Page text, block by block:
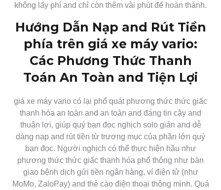
không lấy phí and chỉ còn thêm vài phút để hoàn thành.
Hướng Dẫn Nạp and Rút Tiền
phía trên giá xe máy vario:
Các Phương Thức Thanh
Toán An Toàn and Tiện Lợi
giá xe máy vario có lại phổ quát phương thức thức giấc
thanh hóa an toàn and an toàn and đáng tin cậy and
thuận lợi, giúp quý bạn đọc nghịch solo giản and dễ
dàng nạp and rút tiền từ trương mục của phần lớn quý
bạn đọc. Người nghịch có thể thực hiện hầu như
phương thức thức giấc thanh hóa phổ thông như bàn
giao bệnh dịch gửi tiền ngân hàng, ví điện tử (như
MoMo, ZaloPay) and thẻ cào điện thoại thông minh. Quá